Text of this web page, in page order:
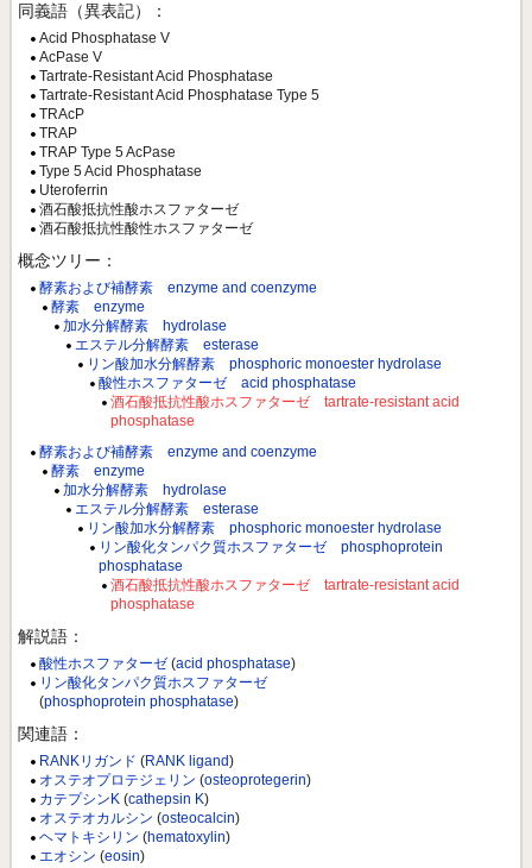
同義語（異表記）：
Acid Phosphatase V
AcPase V
Tartrate-Resistant Acid Phosphatase
Tartrate-Resistant Acid Phosphatase Type 5
TRAcP
TRAP
TRAP Type 5 AcPase
Type 5 Acid Phosphatase
Uteroferrin
酒石酸抵抗性酸ホスファターゼ
酒石酸抵抗性酸性ホスファターゼ
概念ツリー：
酵素および補酵素 enzyme and coenzyme
酵素 enzyme
加水分解酵素 hydrolase
エステル分解酵素 esterase
リン酸加水分解酵素 phosphoric monoester hydrolase
酸性ホスファターゼ acid phosphatase
酒石酸抵抗性酸ホスファターゼ tartrate-resistant acid
phosphatase
酵素および補酵素 enzyme and coenzyme
酵素 enzyme
加水分解酵素 hydrolase
エステル分解酵素 esterase
リン酸加水分解酵素 phosphoric monoester hydrolase
リン酸化タンパク質ホスファターゼ phosphoprotein
phosphatase
酒石酸抵抗性酸ホスファターゼ tartrate-resistant acid
phosphatase
解説語：
酸性ホスファターゼ (acid phosphatase)
リン酸化タンパク質ホスファターゼ
(phosphoprotein phosphatase)
関連語：
RANKリガンド (RANK ligand)
オステオプロテジェリン (osteoprotegerin)
カテプシンK (cathepsin K)
オステオカルシン (osteocalcin)
ヘマトキシリン (hematoxylin)
エオシン (eosin)